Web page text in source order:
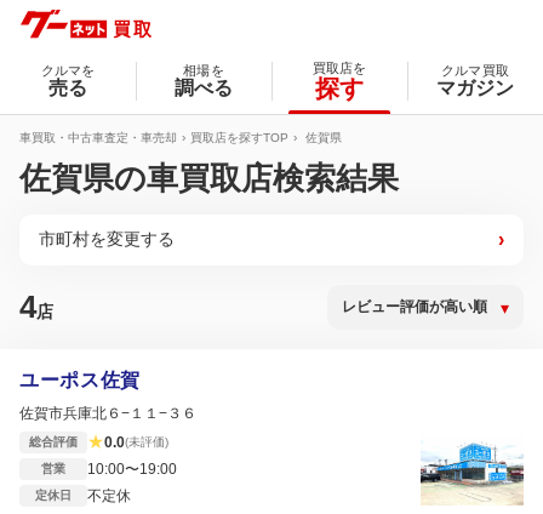
クルマを
売る
相場を
調べる
買取店を
探す
クルマ買取
マガジン
車買取・中古車査定・車売却 買取店を探すTOP 佐賀県
佐賀県の車買取店検索結果
市町村を変更する ›
4店
ユーポス佐賀
佐賀市兵庫北６−１１−３６
総合評価 ★0.0(未評価)
営業
10:00〜19:00
定休日 不定休